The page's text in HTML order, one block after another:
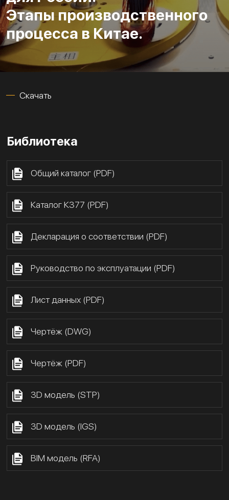
Этапы производственного
процесса в Китае.
Скачать
Библиотека
Общий каталог (PDF)
Каталог К377 (PDF)
Декларация о соответствии (PDF)
Руководство по эксплуатации (PDF)
Лист данных (PDF)
Чертёж (DWG)
Чертёж (PDF)
3D модель (STP)
3D модель (IGS)
BIM модель (RFA)